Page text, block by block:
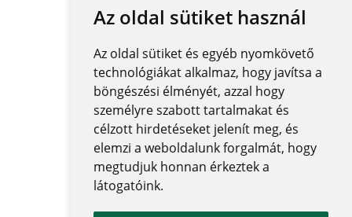
Az oldal sütiket használ
Az oldal sütiket és egyéb nyomkövető
technológiákat alkalmaz, hogy javítsa a
böngészési élményét, azzal hogy
személyre szabott tartalmakat és
célzott hirdetéseket jelenít meg, és
elemzi a weboldalunk forgalmát, hogy
megtudjuk honnan érkeztek a
látogatóink.
Hivatal
FNYF/419-
4/2023
Székhely:
1122
Budapest,
Városmajor
utca 12-14.
Kapcsolat
adatok
Közadatkereső
rendszer
Központi
elektronikus
jegyzék
Közadatportál